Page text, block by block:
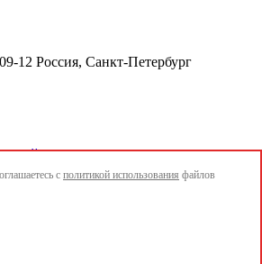
12 Россия, Санкт-Петербург
по реализации национальных
национальных целей развития
с политикой использования файлов